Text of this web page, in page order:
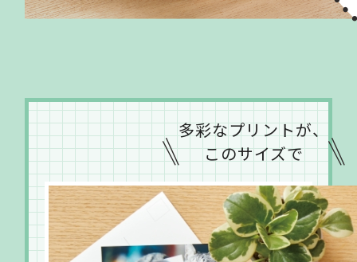
多彩なプリントが、
このサイズで